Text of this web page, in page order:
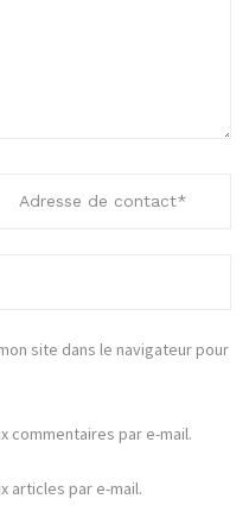
site dans le navigateur pour
commentaires par e-mail.
articles par e-mail.